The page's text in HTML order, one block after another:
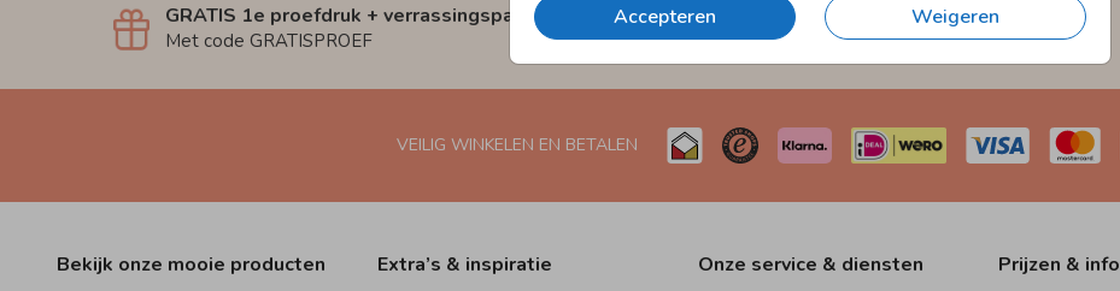
Accepteren Weigeren
GRATIS 1e proefdruk + verrassingspakket
Met code GRATISPROEF
Verzending in 1-2 werkdagen
Naar Nederland én België
VEILIG WINKELEN EN BETALEN
Bekijk onze mooie producten Extra’s & inspiratie Onze service & diensten Prijzen & info